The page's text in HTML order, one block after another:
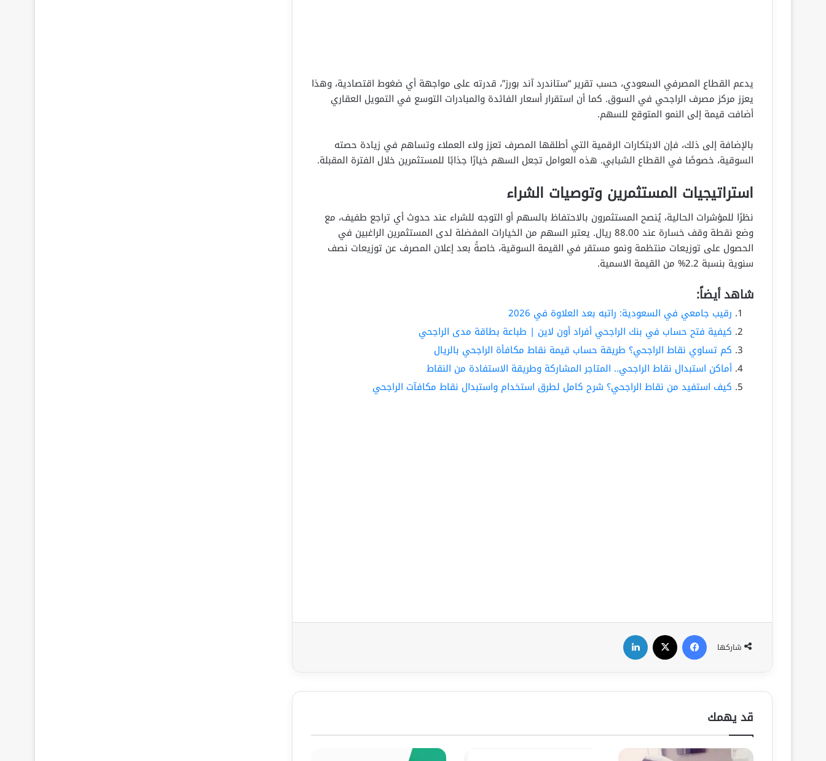
يدعم القطاع المصرفي السعودي، حسب تقرير “ستاندرد آند بورز”، قدرته على مواجهة أي ضغوط اقتصادية، وهذا
يعزز مركز مصرف الراجحي في السوق. كما أن استقرار أسعار الفائدة والمبادرات التوسع في التمويل العقاري
أضافت قيمة إلى النمو المتوقع للسهم.
بالإضافة إلى ذلك، فإن الابتكارات الرقمية التي أطلقها المصرف تعزز ولاء العملاء وتساهم في زيادة حصته
السوقية، خصوصًا في القطاع الشبابي. هذه العوامل تجعل السهم خيارًا جذابًا للمستثمرين خلال الفترة المقبلة.
استراتيجيات المستثمرين وتوصيات الشراء
نظرًا للمؤشرات الحالية، يُنصح المستثمرون بالاحتفاظ بالسهم أو التوجه للشراء عند حدوث أي تراجع طفيف، مع
وضع نقطة وقف خسارة عند 88.00 ريال. يعتبر السهم من الخيارات المفضلة لدى المستثمرين الراغبين في
الحصول على توزيعات منتظمة ونمو مستقر في القيمة السوقية، خاصةً بعد إعلان المصرف عن توزيعات نصف
سنوية بنسبة 2.2% من القيمة الاسمية.
شاهد أيضاً:
رقيب جامعي في السعودية: راتبه بعد العلاوة في 2026
كيفية فتح حساب في بنك الراجحي أفراد أون لاين | طباعة بطاقة مدى الراجحي
كم تساوي نقاط الراجحي؟ طريقة حساب قيمة نقاط مكافأة الراجحي بالريال
أماكن استبدال نقاط الراجحي.. المتاجر المشاركة وطريقة الاستفادة من النقاط
كيف استفيد من نقاط الراجحي؟ شرح كامل لطرق استخدام واستبدال نقاط مكافآت الراجحي
شاركها
فيسبوك
قد يهمك